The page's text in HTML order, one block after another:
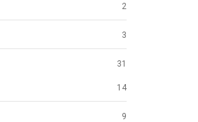
2
3
31
14
9